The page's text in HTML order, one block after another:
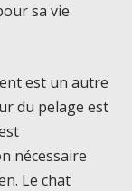
sa vie
est un autre
du pelage est
nécessaire
Le chat